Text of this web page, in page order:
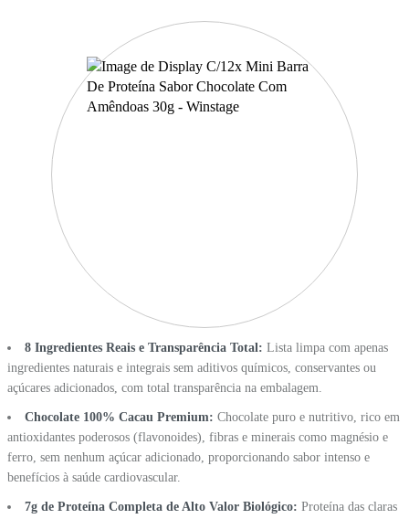
8 Ingredientes Reais e Transparência Total: Lista limpa com apenas
ingredientes naturais e integrais sem aditivos químicos, conservantes ou
açúcares adicionados, com total transparência na embalagem.
Chocolate 100% Cacau Premium: Chocolate puro e nutritivo, rico em
antioxidantes poderosos (flavonoides), fibras e minerais como magnésio e
ferro, sem nenhum açúcar adicionado, proporcionando sabor intenso e
benefícios à saúde cardiovascular.
7g de Proteína Completa de Alto Valor Biológico: Proteína das claras